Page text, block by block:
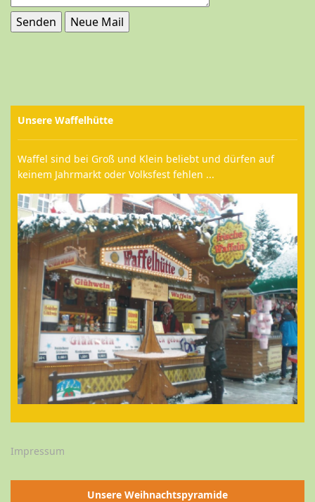
Unsere Waffelhütte
Waffel sind bei Groß und Klein beliebt und dürfen auf
keinem Jahrmarkt oder Volksfest fehlen ...
Impressum
Unsere Weihnachtspyramide